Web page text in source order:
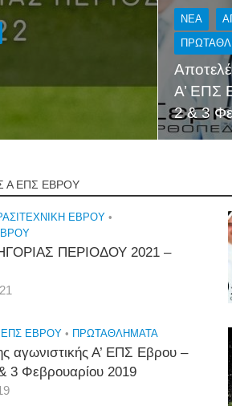
NEA
Α’ ΕΠΣ
2 & 3
Α ΕΠΣ ΕΒΡΟΥ
ΈΒΡΟΥ •
ΠΕΡΙΟΔΟΥ 2021 –
ΕΠΣ ΕΒΡΟΥ • ΠΡΩΤΑΘΛΉΜΑΤΑ
αγωνιστικής Α’ ΕΠΣ Εβρου –
3 Φεβρουαρίου 2019